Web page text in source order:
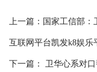
上一篇： 国家工信部
互联网平台凯发k8娱乐
下一篇： 卫华心系对